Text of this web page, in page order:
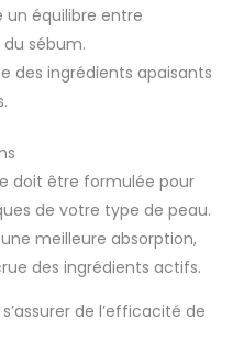
un équilibre entre
sébum.
des ingrédients apaisants
doit être formulée pour
de votre type de peau.
meilleure absorption,
des ingrédients actifs.
de l’efficacité de